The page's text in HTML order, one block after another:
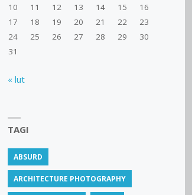
10
11 12 13 14 15
16
17
18 19 20 21 22
23
24
25 26 27 28 29
30
31
« lut
TAGI
ABSURD
ARCHITECTURE PHOTOGRAPHY